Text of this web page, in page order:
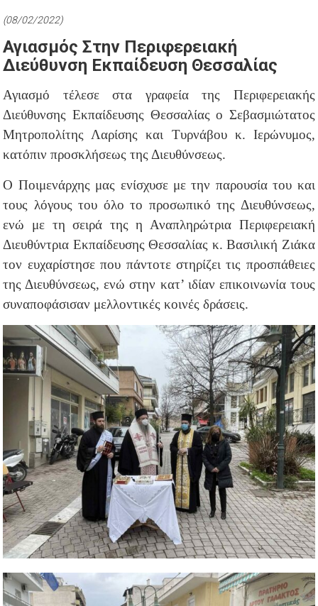
(08/02/2022)
Αγιασμός Στην Περιφερειακή
Διεύθυνση Εκπαίδευση Θεσσαλίας
Αγιασμό τέλεσε στα γραφεία της Περιφερειακής
Διεύθυνσης Εκπαίδευσης Θεσσαλίας ο Σεβασμιώτατος
Μητροπολίτης Λαρίσης και Τυρνάβου κ. Ιερώνυμος,
κατόπιν προσκλήσεως της Διευθύνσεως.
Ο Ποιμενάρχης μας ενίσχυσε με την παρουσία του και
τους λόγους του όλο το προσωπικό της Διευθύνσεως,
ενώ με τη σειρά της η Αναπληρώτρια Περιφερειακή
Διευθύντρια Εκπαίδευσης Θεσσαλίας κ. Βασιλική Ζιάκα
τον ευχαρίστησε που πάντοτε στηρίζει τις προσπάθειες
της Διευθύνσεως, ενώ στην κατ’ ιδίαν επικοινωνία τους
συναποφάσισαν μελλοντικές κοινές δράσεις.